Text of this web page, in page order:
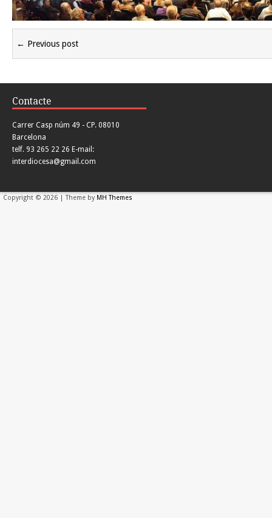
← Previous post
Contacte
Carrer Casp núm 49 - CP. 08010
Barcelona
telf. 93 265 22 26 E-mail:
interdiocesa@gmail.com
Copyright © 2026 | Theme by MH Themes